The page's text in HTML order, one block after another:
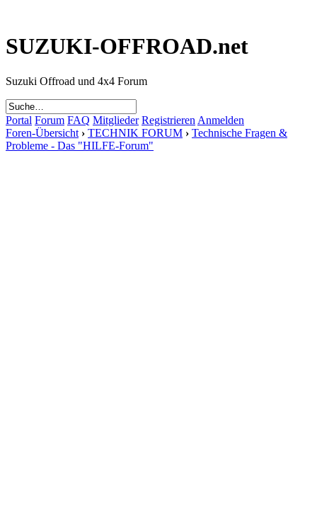
SUZUKI-OFFROAD.net
Suzuki Offroad und 4x4 Forum
Portal Forum FAQ Mitglieder Registrieren Anmelden
Foren-Übersicht › TECHNIK FORUM › Technische Fragen &
Probleme - Das "HILFE-Forum"